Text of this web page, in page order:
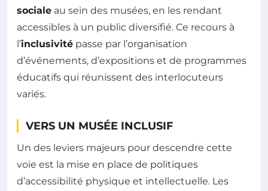
sociale au sein des musées, en les rendant
accessibles à un public diversifié. Ce recours à
l’inclusivité passe par l’organisation
d’événements, d’expositions et de programmes
éducatifs qui réunissent des interlocuteurs
variés.
VERS UN MUSÉE INCLUSIF
Un des leviers majeurs pour descendre cette
voie est la mise en place de politiques
d’accessibilité physique et intellectuelle. Les